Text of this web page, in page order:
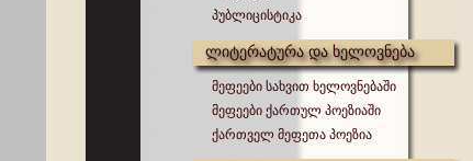
პუბლიცისტიკა
ლიტერატურა და ხელოვნება
მეფეები სახვით ხელოვნებაში
მეფეები ქართულ პოეზიაში
ქართველ მეფეთა პოეზია